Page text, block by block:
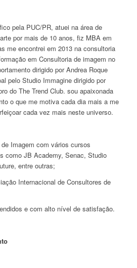
pela PUC/PR, atuei na área de
por mais de 10 anos, fiz MBA em
me encontrei em 2013 na consultoria
em Consultoria de imagem no
dirigido por Andrea Roque
pelo Studio Immagine dirigido por
do The Trend Club. sou apaixonada
o que me motiva cada dia mais a me
cada vez mais neste universo.
Imagem com vários cursos
como JB Academy, Senac, Studio
entre outras;
Internacional de Consultores de
e com alto nível de satisfação.